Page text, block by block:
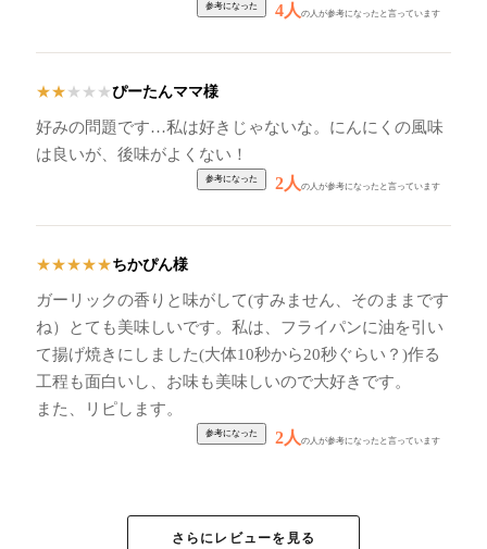
4人の人が参考になったと言っています
★★ ★ ★ ★ぴーたんママ様
好みの問題です…私は好きじゃないな。にんにくの風味
は良いが、後味がよくない！
2人の人が参考になったと言っています
★★★★★ちかぴん様
ガーリックの香りと味がして(すみません、そのままです
ね）とても美味しいです。私は、フライパンに油を引い
て揚げ焼きにしました(大体10秒から20秒ぐらい？)作る
工程も面白いし、お味も美味しいので大好きです。
また、リピします。
2人の人が参考になったと言っています
まーたん様
さらにレビューを見る